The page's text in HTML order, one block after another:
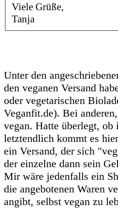
Viele Grüße,
Tanja
Unter den
den veganen Versand
oder vegetarischen
Veganfit.de). Bei
vegan. Hatte überlegt,
letztendlich kommt es
ein Versand, der sich
der einzelne dann sein
Mir wäre jedenfalls ein
die angebotenen Waren
angibt, selbst vegan zu